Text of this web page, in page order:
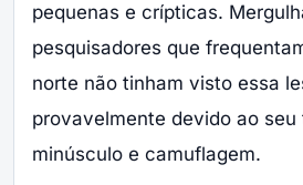
pequenas e crípticas.
pesquisadores que
norte não tinham visto essa
provavelmente devido ao seu
minúsculo e camuflagem.